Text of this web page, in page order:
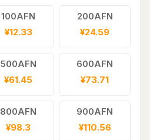
100AFN
¥12.33
200AFN
¥24.59
500AFN
¥61.45
600AFN
¥73.71
800AFN
¥98.3
900AFN
¥110.56